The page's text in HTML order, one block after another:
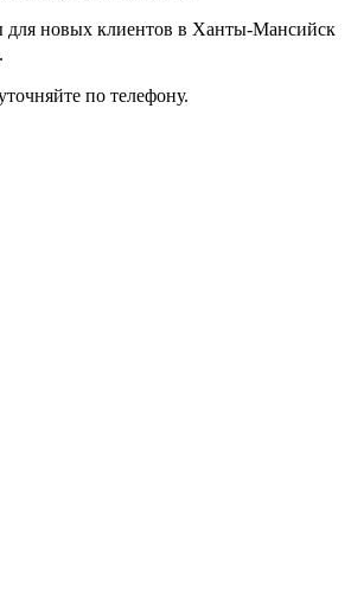
для новых клиентов в Ханты-Мансийск
по телефону.